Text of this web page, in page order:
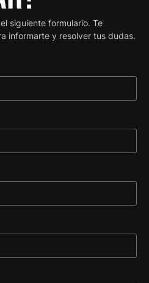
siguiente formulario. Te
informarte y resolver tus dudas.